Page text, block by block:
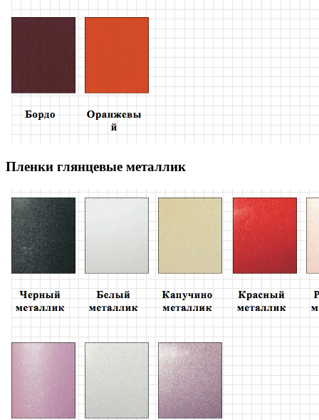
Пленки глянцевые металлик